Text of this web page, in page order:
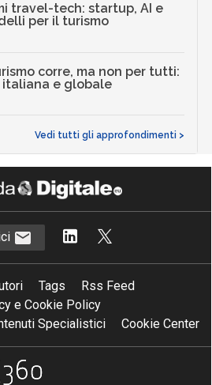
travel-tech: startup, AI e
per il turismo
corre, ma non per tutti:
italiana e globale
Vedi tutti gli approfondimenti >
Tags
Rss Feed
e Cookie Policy
Specialistici
Cookie Center